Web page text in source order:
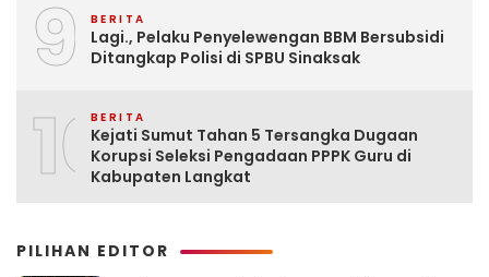
9 BERITA
Lagi., Pelaku Penyelewengan BBM Bersubsidi
Ditangkap Polisi di SPBU Sinaksak
10BERITA
Kejati Sumut Tahan 5 Tersangka Dugaan
Korupsi Seleksi Pengadaan PPPK Guru di
Kabupaten Langkat
PILIHAN EDITOR